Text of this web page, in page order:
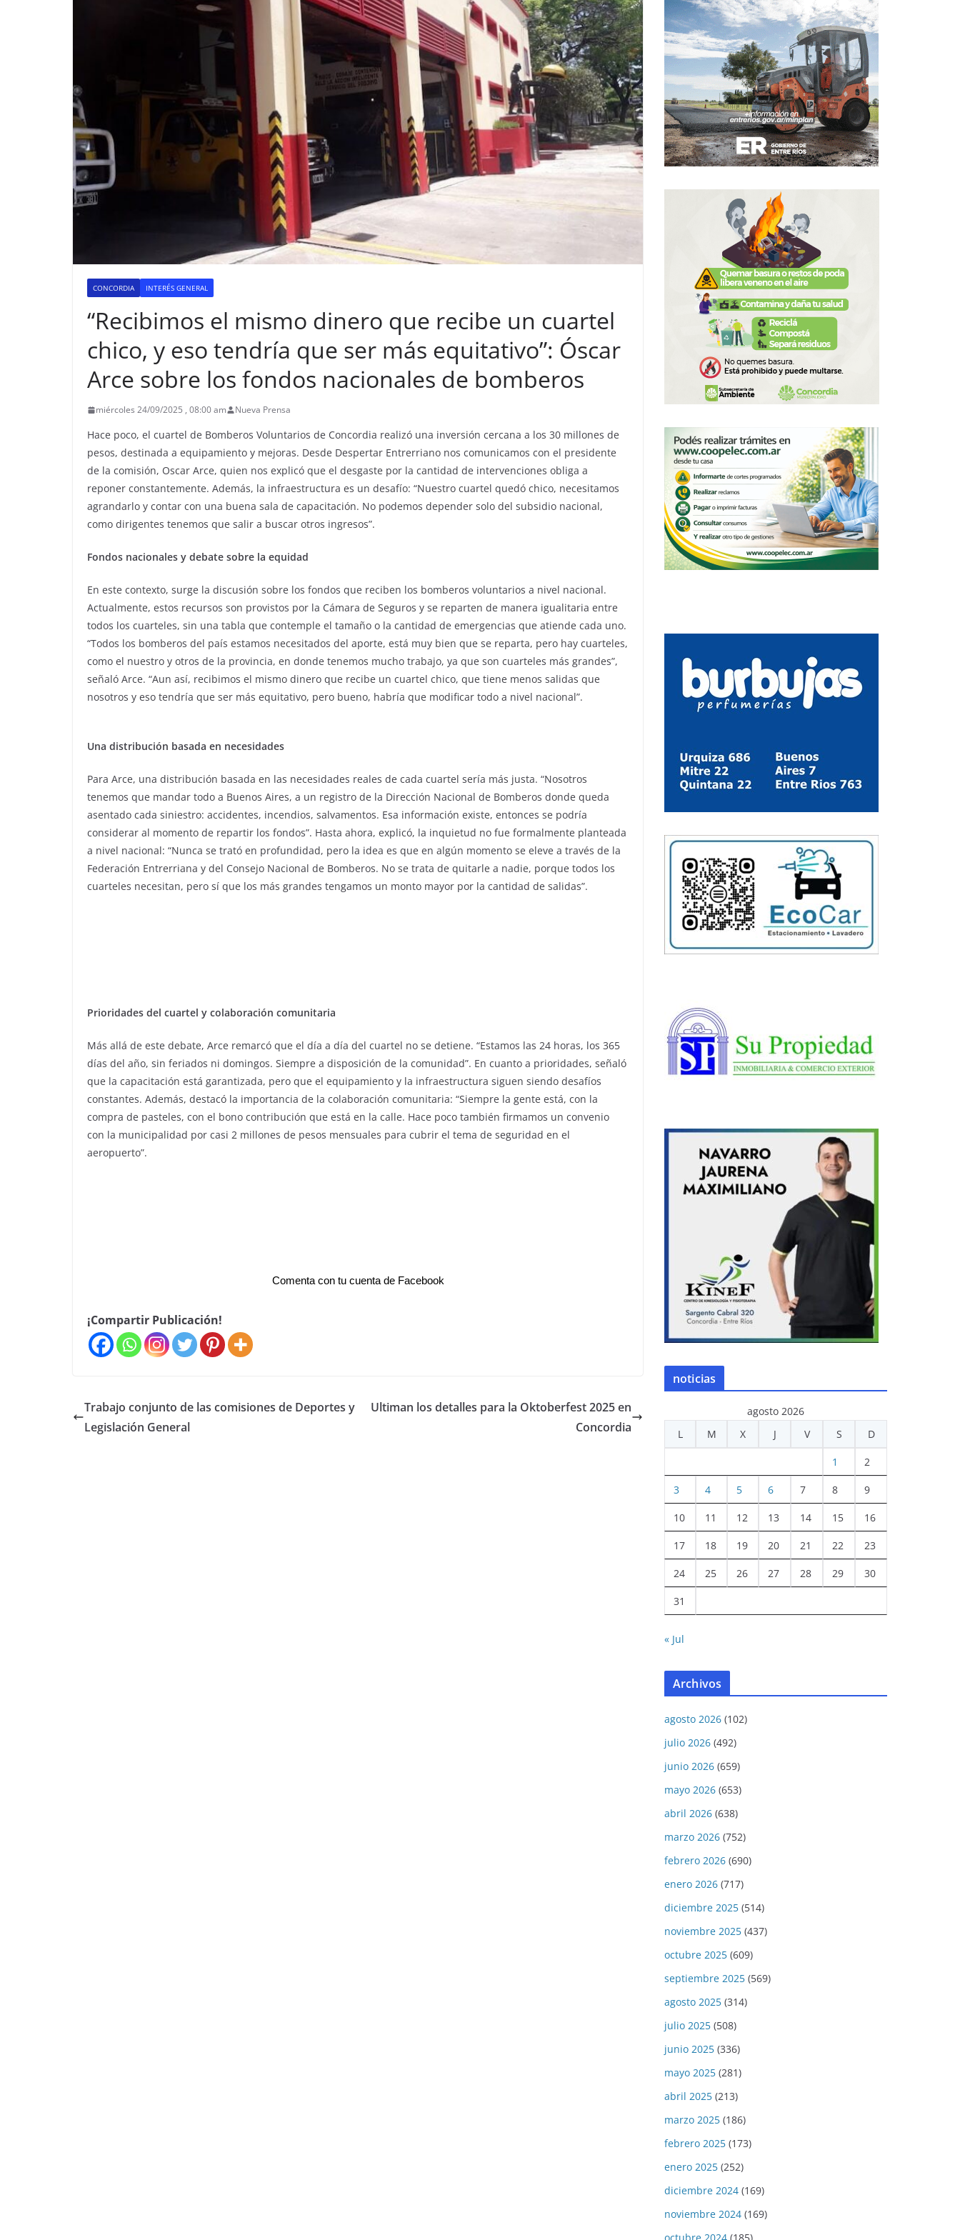
CONCORDIA INTERÉS GENERAL
“Recibimos el mismo dinero que recibe un cuartel
chico, y eso tendría que ser más equitativo”: Óscar
Arce sobre los fondos nacionales de bomberos
miércoles 24/09/2025 , 08:00 am Nueva Prensa
Hace poco, el cuartel de Bomberos Voluntarios de Concordia realizó una inversión cercana a los 30 millones de
pesos, destinada a equipamiento y mejoras. Desde Despertar Entrerriano nos comunicamos con el presidente
de la comisión, Oscar Arce, quien nos explicó que el desgaste por la cantidad de intervenciones obliga a
reponer constantemente. Además, la infraestructura es un desafío: “Nuestro cuartel quedó chico, necesitamos
agrandarlo y contar con una buena sala de capacitación. No podemos depender solo del subsidio nacional,
como dirigentes tenemos que salir a buscar otros ingresos”.
Fondos nacionales y debate sobre la equidad
En este contexto, surge la discusión sobre los fondos que reciben los bomberos voluntarios a nivel nacional.
Actualmente, estos recursos son provistos por la Cámara de Seguros y se reparten de manera igualitaria entre
todos los cuarteles, sin una tabla que contemple el tamaño o la cantidad de emergencias que atiende cada uno.
“Todos los bomberos del país estamos necesitados del aporte, está muy bien que se reparta, pero hay cuarteles,
como el nuestro y otros de la provincia, en donde tenemos mucho trabajo, ya que son cuarteles más grandes”,
señaló Arce. “Aun así, recibimos el mismo dinero que recibe un cuartel chico, que tiene menos salidas que
nosotros y eso tendría que ser más equitativo, pero bueno, habría que modificar todo a nivel nacional”.
Una distribución basada en necesidades
Para Arce, una distribución basada en las necesidades reales de cada cuartel sería más justa. “Nosotros
tenemos que mandar todo a Buenos Aires, a un registro de la Dirección Nacional de Bomberos donde queda
asentado cada siniestro: accidentes, incendios, salvamentos. Esa información existe, entonces se podría
considerar al momento de repartir los fondos”. Hasta ahora, explicó, la inquietud no fue formalmente planteada
a nivel nacional: “Nunca se trató en profundidad, pero la idea es que en algún momento se eleve a través de la
Federación Entrerriana y del Consejo Nacional de Bomberos. No se trata de quitarle a nadie, porque todos los
cuarteles necesitan, pero sí que los más grandes tengamos un monto mayor por la cantidad de salidas”.
Prioridades del cuartel y colaboración comunitaria
Más allá de este debate, Arce remarcó que el día a día del cuartel no se detiene. “Estamos las 24 horas, los 365
días del año, sin feriados ni domingos. Siempre a disposición de la comunidad”. En cuanto a prioridades, señaló
que la capacitación está garantizada, pero que el equipamiento y la infraestructura siguen siendo desafíos
constantes. Además, destacó la importancia de la colaboración comunitaria: “Siempre la gente está, con la
compra de pasteles, con el bono contribución que está en la calle. Hace poco también firmamos un convenio
con la municipalidad por casi 2 millones de pesos mensuales para cubrir el tema de seguridad en el
aeropuerto”.
Comenta con tu cuenta de Facebook
¡Compartir Publicación!
Trabajo conjunto de las comisiones de Deportes y
Legislación General
Ultiman los detalles para la Oktoberfest 2025 en
Concordia
noticias
agosto 2026
L
M X J V S D
1 2
3 4 5 6 7 8 9
10 11 12 13 14 15 16
17 18 19 20 21 22 23
24 25 26 27 28 29 30
31
« Jul
Archivos
agosto 2026 (102)
julio 2026 (492)
junio 2026 (659)
mayo 2026 (653)
abril 2026 (638)
marzo 2026 (752)
febrero 2026 (690)
enero 2026 (717)
diciembre 2025 (514)
noviembre 2025 (437)
octubre 2025 (609)
septiembre 2025 (569)
agosto 2025 (314)
julio 2025 (508)
junio 2025 (336)
mayo 2025 (281)
abril 2025 (213)
marzo 2025 (186)
febrero 2025 (173)
enero 2025 (252)
diciembre 2024 (169)
noviembre 2024 (169)